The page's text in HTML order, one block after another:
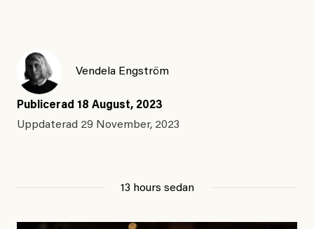
Vendela Engström
Publicerad 18 August, 2023
Uppdaterad 29 November, 2023
13 hours sedan